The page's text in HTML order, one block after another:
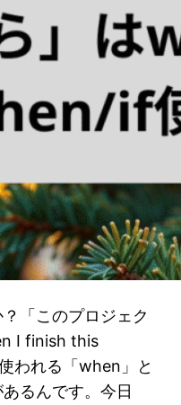
「このプロジェク
I finish this
われる「when」と
るんです。今日